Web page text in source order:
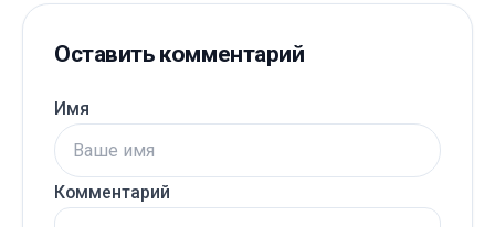
Оставить комментарий
Имя
Комментарий